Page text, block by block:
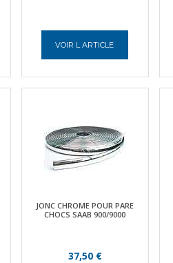
VOIR L ARTICLE
JONC CHROME POUR PARE
CHOCS SAAB 900/9000
37,50 €